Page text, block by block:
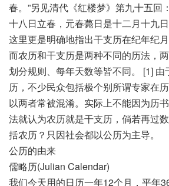
春。”另见清代《红楼梦》第九十五回
十八日立春，元春薨日是十二月十九日
这里更是明确地指出干支历在纪年纪月
而农历和干支历是两种不同的历法，
划分规则、每年天数等皆不同。 [1] 由
历，不少民众包括极个别所谓专家在
以两者常被混淆。实际上不能因为历
法就认为农历就是干支历，倘若再过
括农历？只因社会都以公历为主导。
公历的由来
儒略历(Julian Calendar)
我们今天用的日历一年12个月，平年